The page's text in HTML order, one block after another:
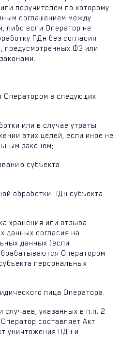
поручителем по которому
соглашением между
либо если Оператор не
ПДн без согласия
предусмотренных ФЗ или
Оператором в следующих
или в случае утраты
этих целей, если иное не
законом;
субъекта
обработки ПДн субъекта
хранения или отзыва
данных согласия на
данных (если
Оператором
персональных
лица Оператора.
случаев, указанных в п.п. 2
составляет Акт
уничтожения ПДн и